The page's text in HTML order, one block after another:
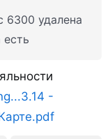
6300 удалена
-